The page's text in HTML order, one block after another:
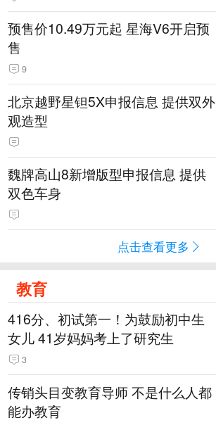
预售价10.49万元起 星海V6开启预
售
9
北京越野星钽5X申报信息 提供双外
观造型
魏牌高山8新增版型申报信息 提供
双色车身
点击查看更多
教育
416分、初试第一！为鼓励初中生
女儿 41岁妈妈考上了研究生
3
传销头目变教育导师 不是什么人都
能办教育